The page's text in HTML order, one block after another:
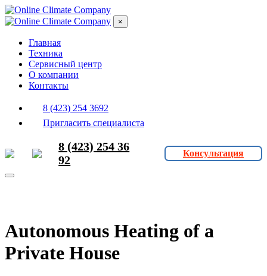
×
Главная
Техника
Сервисный центр
О компании
Контакты
8 (423) 254 3692
Пригласить специалиста
8 (423) 254 36
92
Консультация
Autonomous Heating of a
Private House